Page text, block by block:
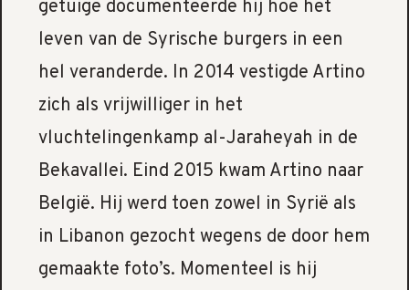
getuige documenteerde hij hoe het
leven van de Syrische burgers in een
hel veranderde. In 2014 vestigde Artino
zich als vrijwilliger in het
vluchtelingenkamp al-Jaraheyah in de
Bekavallei. Eind 2015 kwam Artino naar
België. Hij werd toen zowel in Syrië als
in Libanon gezocht wegens de door hem
gemaakte foto’s. Momenteel is hij